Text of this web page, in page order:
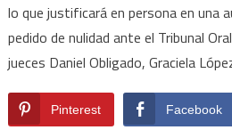
lo que justificará en persona en una
pedido de nulidad ante el Tribunal
jueces Daniel Obligado, Graciela
Pinterest Facebook